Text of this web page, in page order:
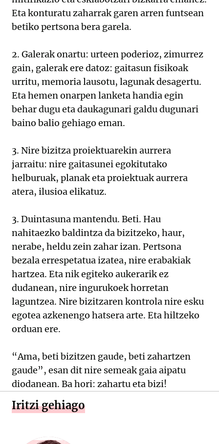
Eta konturatu zaharrak garen arren funtsean
betiko pertsona bera garela.
2. Galerak onartu: urteen poderioz, zimurrez
gain, galerak ere datoz: gaitasun fisikoak
urritu, memoria lausotu, lagunak desagertu.
Eta hemen onarpen lanketa handia egin
behar dugu eta daukagunari galdu dugunari
baino balio gehiago eman.
3. Nire bizitza proiektuarekin aurrera
jarraitu: nire gaitasunei egokitutako
helburuak, planak eta proiektuak aurrera
atera, ilusioa elikatuz.
3. Duintasuna mantendu. Beti. Hau
nahitaezko baldintza da bizitzeko, haur,
nerabe, heldu zein zahar izan. Pertsona
bezala errespetatua izatea, nire erabakiak
hartzea. Eta nik egiteko aukerarik ez
dudanean, nire ingurukoek horretan
laguntzea. Nire bizitzaren kontrola nire esku
egotea azkenengo hatsera arte. Eta hiltzeko
orduan ere.
“Ama, beti bizitzen gaude, beti zahartzen
gaude”, esan dit nire semeak gaia aipatu
diodanean. Ba hori: zahartu eta bizi!
Iritzi gehiago